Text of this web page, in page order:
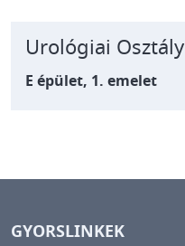
Urológiai Osztály
E épület, 1. emelet
GYORSLINKEK